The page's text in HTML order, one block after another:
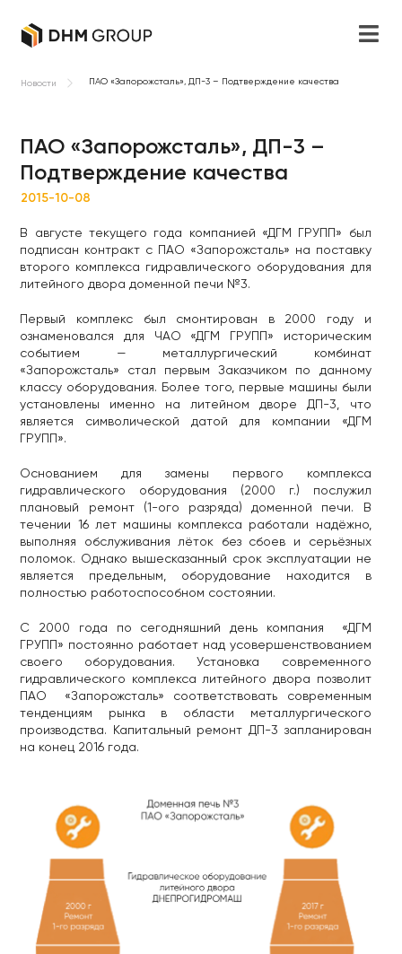
Новости ПАО «Запорожсталь», ДП-3 – Подтверждение качества
ПАО «Запорожсталь», ДП-3 –
Подтверждение качества
2015-10-08
В августе текущего года компанией «ДГМ ГРУПП» был
подписан контракт с ПАО «Запорожсталь» на поставку
второго комплекса гидравлического оборудования для
литейного двора доменной печи №3.
Первый комплекс был смонтирован в 2000 году и
ознаменовался для ЧАО «ДГМ ГРУПП» историческим
событием — металлургический комбинат
«Запорожсталь» стал первым Заказчиком по данному
классу оборудования. Более того, первые машины были
установлены именно на литейном дворе ДП-3, что
является символической датой для компании «ДГМ
ГРУПП».
Основанием для замены первого комплекса
гидравлического оборудования (2000 г.) послужил
плановый ремонт (1-ого разряда) доменной печи. В
течении 16 лет машины комплекса работали надёжно,
выполняя обслуживания лёток без сбоев и серьёзных
поломок. Однако вышесказанный срок эксплуатации не
является предельным, оборудование находится в
полностью работоспособном состоянии.
С 2000 года по сегодняшний день компания «ДГМ
ГРУПП» постоянно работает над усовершенствованием
своего оборудования. Установка современного
гидравлического комплекса литейного двора позволит
ПАО «Запорожсталь» соответствовать современным
тенденциям рынка в области металлургического
производства. Капитальный ремонт ДП-3 запланирован
на конец 2016 года.